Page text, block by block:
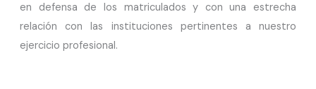
en defensa de los matriculados y con una estrecha
relación con las instituciones pertinentes a nuestro
ejercicio profesional.